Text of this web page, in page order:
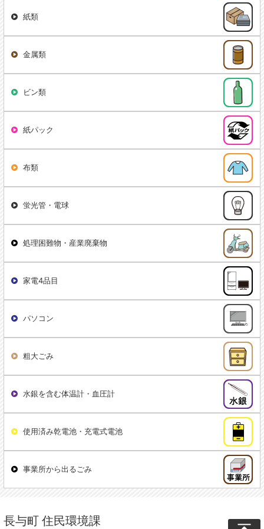
紙類
金属類
ビン類
紙パック
布類
蛍光管・電球
処理困難物・産業廃棄物
家電4品目
パソコン
粗大ごみ
水銀を含む体温計・血圧計
使用済み乾電池・充電式電池
事業所から出るごみ
長与町 住民環境課